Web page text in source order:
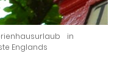
in
Englands